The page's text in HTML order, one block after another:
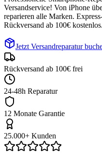
Versandservice! Von iPhone
reparieren alle Marken.
Rückversand ab 100€ kostenlos.
Jetzt Versandreparatur
Rückversand ab 100€ frei
24-48h Reparatur
12 Monate Garantie
25.000+ Kunden